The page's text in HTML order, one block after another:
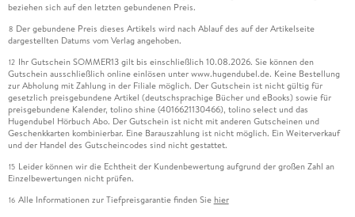
beziehen sich auf den letzten gebundenen Preis.
8 Der gebundene Preis dieses Artikels wird nach Ablauf des auf der Artikelseite
dargestellten Datums vom Verlag angehoben.
12 Ihr Gutschein SOMMER13 gilt bis einschließlich 10.08.2026. Sie können den
Gutschein ausschließlich online einlösen unter www.hugendubel.de. Keine Bestellung
zur Abholung mit Zahlung in der Filiale möglich. Der Gutschein ist nicht gültig für
gesetzlich preisgebundene Artikel (deutschsprachige Bücher und eBooks) sowie für
preisgebundene Kalender, tolino shine (4016621130466), tolino select und das
Hugendubel Hörbuch Abo. Der Gutschein ist nicht mit anderen Gutscheinen und
Geschenkkarten kombinierbar. Eine Barauszahlung ist nicht möglich. Ein Weiterverkauf
und der Handel des Gutscheincodes sind nicht gestattet.
15 Leider können wir die Echtheit der Kundenbewertung aufgrund der großen Zahl an
Einzelbewertungen nicht prüfen.
16 Alle Informationen zur Tiefpreisgarantie finden Sie hier